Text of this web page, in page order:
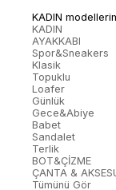
KADIN
KADIN
AYAKKABI
Spor&Sneakers
Klasik
Topuklu
Loafer
Günlük
Gece&Abiye
Babet
Sandalet
Terlik
BOT&ÇİZME
ÇANTA &
Tümünü Gör